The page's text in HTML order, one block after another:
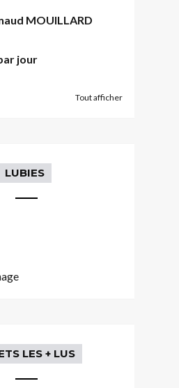
MOUILLARD
jour
Tout afficher
LUBIES
LES + LUS